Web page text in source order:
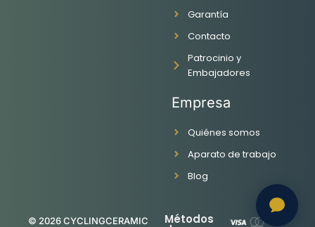
Garantía
Contacto
Patrocinio y
Embajadores
Empresa
Quiénes somos
Aparato de trabajo
Blog
© 2026 CYCLINGCERAMIC Métodos